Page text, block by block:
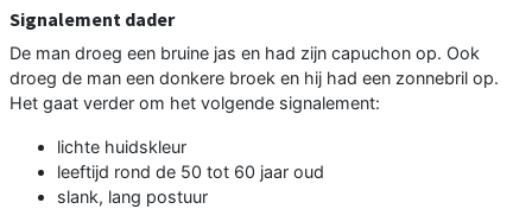
Signalement dader
De man droeg een bruine jas en had zijn capuchon op. Ook
droeg de man een donkere broek en hij had een zonnebril op.
Het gaat verder om het volgende signalement:
lichte huidskleur
leeftijd rond de 50 tot 60 jaar oud
slank, lang postuur